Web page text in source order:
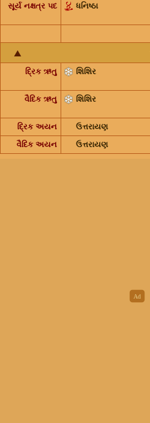
સૂર્ય નક્ષત્ર પદ
ધનિષ્ઠા
દ્રિક ઋતુ શિશિર
વૈદિક ઋતુ
શિશિર
દ્રિક અયન
ઉત્તરાયણ
વૈદિક અયન
ઉત્તરાયણ